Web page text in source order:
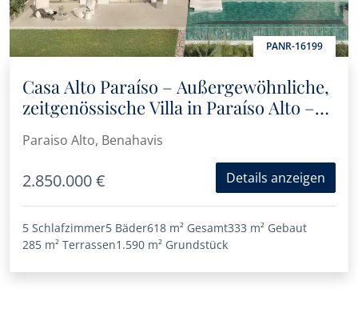
PANR-16199
Casa Alto Paraíso – Außergewöhnliche,
zeitgenössische Villa in Paraíso Alto –
derzeit im Bau
Paraiso Alto, Benahavis
2.850.000 € Details anzeigen
5 Schlafzimmer5 Bäder618 m² Gesamt333 m² Gebaut
285 m² Terrassen1.590 m² Grundstück